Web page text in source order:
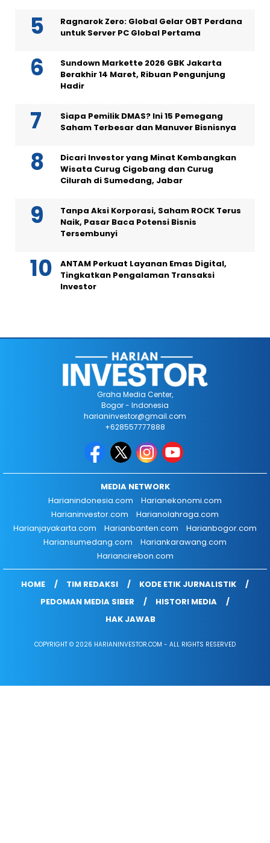
Ragnarok Zero: Global Gelar OBT Perdana
untuk Server PC Global Pertama
Sundown Markette 2026 GBK Jakarta
Berakhir 14 Maret, Ribuan Pengunjung
Hadir
Siapa Pemilik DMAS? Ini 15 Pemegang
Saham Terbesar dan Manuver Bisnisnya
Dicari Investor yang Minat Kembangkan
Wisata Curug Cigobang dan Curug
Cilurah di Sumedang, Jabar
Tanpa Aksi Korporasi, Saham ROCK Terus
Naik, Pasar Baca Potensi Bisnis
Tersembunyi
ANTAM Perkuat Layanan Emas Digital,
Tingkatkan Pengalaman Transaksi
Investor
Graha Media Center,
Bogor - Indonesia
harianinvestor@gmail.com
+628557777888
MEDIA NETWORK
Harianindonesia.com
Harianekonomi.com
Harianinvestor.com
Harianolahraga.com
Harianjayakarta.com
Harianbanten.com
Harianbogor.com
Hariansumedang.com
Hariankarawang.com
Hariancirebon.com
HOME TIM REDAKSI
KODE ETIK JURNALISTIK
PEDOMAN MEDIA SIBER
HISTORI MEDIA
HAK JAWAB
COPYRIGHT © 2026 HARIANINVESTOR.COM - ALL RIGHTS RESERVED